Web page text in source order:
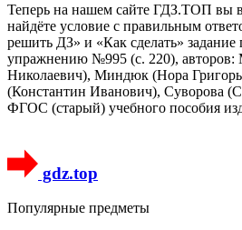
Теперь на нашем сайте ГДЗ.ТОП вы
найдёте условие с правильным
решить ДЗ» и «Как сделать» задание
упражнению №995 (с. 220),
Николаевич), Миндюк (Нора
(Константин Иванович), Суворова
ФГОС (старый) учебного пособия
gdz.top
Популярные предметы